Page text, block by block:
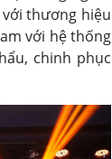
thương hiệu
với hệ thống
chinh phục